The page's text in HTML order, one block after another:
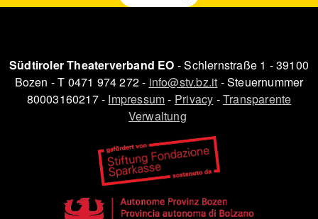
Südtiroler Theaterverband EO - Schlernstraße 1 - 39100
Bozen - T 0471 974 272 - info@stv.bz.it - Steuernummer
80003160217 - Impressum- Privacy -Transparente
Verwaltung